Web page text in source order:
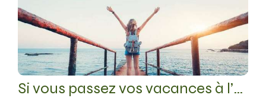
Si vous passez vos vacances à l’étranger...